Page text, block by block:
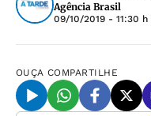
Agência Brasil
09/10/2019 - 11:30 h
OUÇA COMPARTILHE